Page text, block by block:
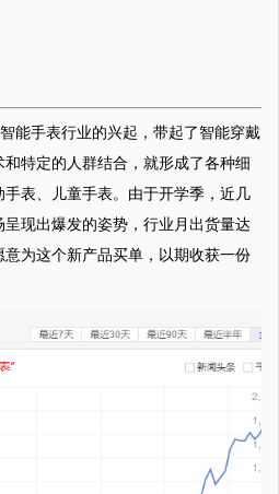
能手表行业的兴起，带起了智能穿戴
特定的人群结合，就形成了各种细
表、儿童手表。由于开学季，近几
现出爆发的姿势，行业月出货量达
为这个新产品买单，以期收获一份